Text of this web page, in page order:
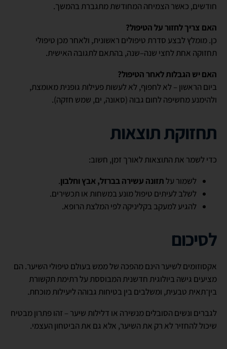
חודשים, כאשר הצמיחה המחודשת מתגברת בהמשך.
האם צריך לחזור על הטיפול?
כן. מומלץ לבצע סדרת טיפולים ראשונית, ולאחר מכן טיפולי
תחזוקה אחת לחצי שנה–שנה, בהתאם לתגובה האישית.
האם יש הגבלות לאחר הטיפול?
ביום הראשון – לא לחפוף, לא לעשות פעילות גופנית מאומצת,
ולהימנע מחשיפה לחום גבוה (סאונה, ים, שמש חזקה).
תחזוקת תוצאות
כדי לשמר את התוצאות לאורך זמן, חשוב:
לשמור עלתזונה עשירה בברזל, אבץ וחלבון.
לשלב לעיתים טיפול מונע במשחות או תכשירים.
להגיע למעקב בקליניקה לפי המלצת הרופא.
לסיכום
אקסוזומים לשיער הינם מהפכה של ממש בעולם טיפולי השיער. הם
מציעים גישה ביולוגית חדשנית המבוססת על רתימת תקשורת
בין־תאית טבעית, ומשלבים בין בטיחות גבוהה ליעילות מוכחת.
לגברים ונשים הסובלים מנשירה או דלילות שיער – זהו פתרון מבטיח
שיכול להחזיר לא רק את השיער, אלא גם את הביטחון העצמי.